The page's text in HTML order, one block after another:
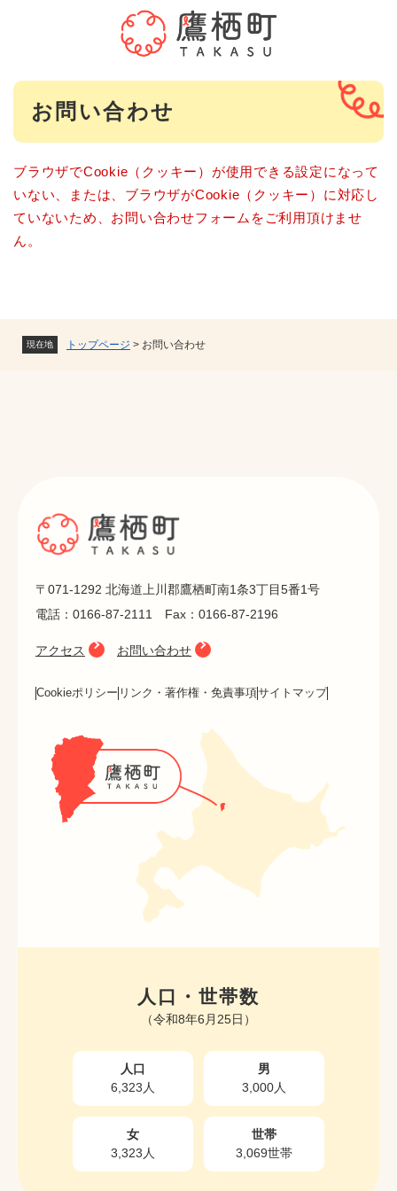
メニューを飛ばして本文へ
現在地 トップページ > お問い合わせ
本
お問い合わせ
ブラウザでCookie（クッキー）が使用できる設定になって
いない、または、ブラウザがCookie（クッキー）に対応し
ていないため、お問い合わせフォームをご利用頂けませ
ん。
〒071-1292 北海道上川郡鷹栖町南1条3丁目5番1号
電話：0166-87-2111 Fax：0166-87-2196
アクセス お問い合わせ
Cookieポリシー リンク・著作権・免責事項サイトマップ
人口・世帯数
（令和8年6月25日）
人口
6,323人
男
3,000人
女
3,323人
世帯
3,069世帯